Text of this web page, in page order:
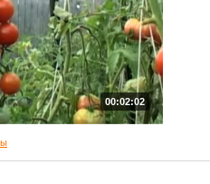
00:02:02